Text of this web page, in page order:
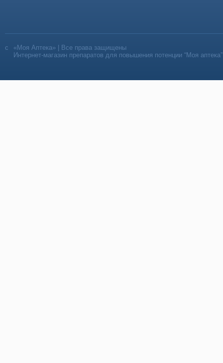
«Моя Аптека» | Все права защищены
Интернет-магазин препаратов для повышения потенции “Моя